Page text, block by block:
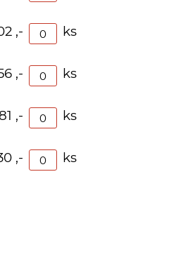
,- ks
,- ks
,- ks
,- ks